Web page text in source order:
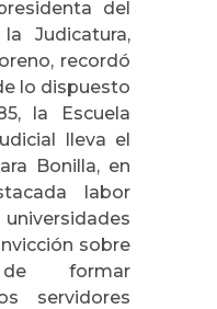
del
Judicatura,
recordó
lo dispuesto
la Escuela
lleva el
Bonilla, en
labor
sobre
formar
servidores